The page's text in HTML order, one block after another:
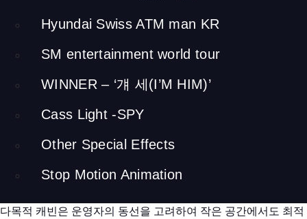
Hyundai Swiss ATM man KR
SM entertainment world tour
WINNER – ‘걔 세(I’M HIM)’
Cass Light -SPY
Other Special Effects
Stop Motion Animation
display=”basic_thumbnail” number_of_columns=”2″]
화장
display=”basic_thumbnail” number_of_columns=”3″]
로 벽에 장착되었습니다. 이는 콘크리트와 12mm 합판에 설치되
접 조명을 설치했습니다. 이는 공간을 더 넓어 보이게 할 뿐만 아
다목적 캐빈은 운영자의 동선을 고려하여 작은 공간에서도 최적